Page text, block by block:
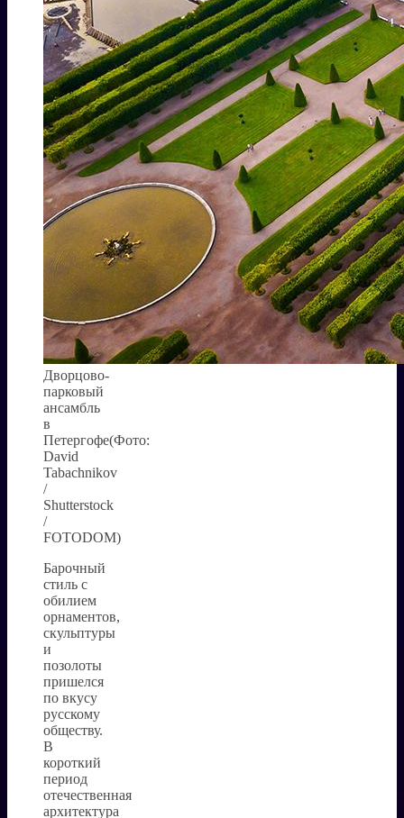
Дворцово-
парковый
ансамбль
в
Петергофе(Фото:
David
Tabachnikov
/
Shutterstock
/
FOTODOM)
Барочный
стиль с
обилием
орнаментов,
скульптуры
и
позолоты
пришелся
по вкусу
русскому
обществу.
В
короткий
период
отечественная
архитектура